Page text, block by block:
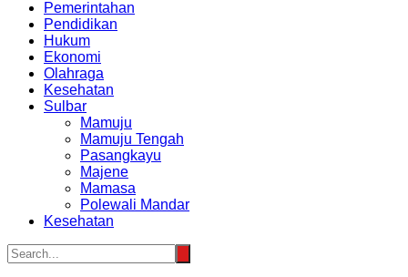
Pemerintahan
Pendidikan
Hukum
Ekonomi
Olahraga
Kesehatan
Sulbar
Mamuju
Mamuju Tengah
Pasangkayu
Majene
Mamasa
Polewali Mandar
Kesehatan